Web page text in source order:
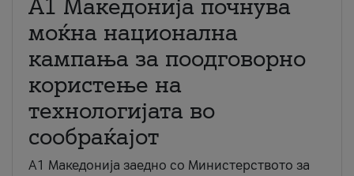
A1 Македонија почнува
моќна национална
кампања за поодговорно
користење на
технологијата во
сообраќајот
A1 Македонија заедно со Министерството за